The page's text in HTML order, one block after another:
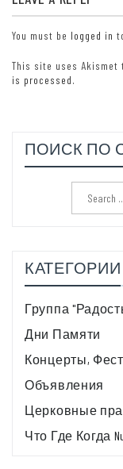
You must be logged in
This site uses Akismet
is processed.
ПОИСК ПО
КАТЕГОРИИ
Группа
Дни Памяти
Концерты,
Объявления
Церковные
Что Где Когда